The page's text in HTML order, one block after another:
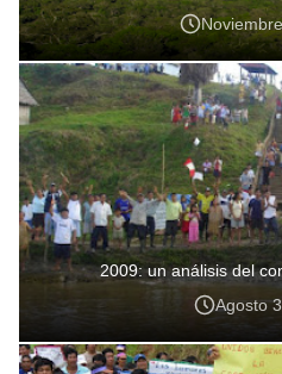
2009: un análisis del
Agosto